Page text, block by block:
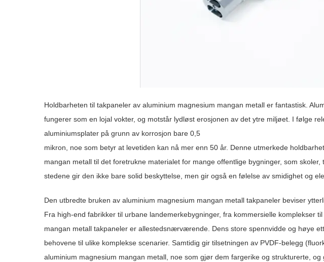
Holdbarheten til takpaneler av aluminium magnesium mangan metall er fantastisk.
fungerer som en lojal vokter, og motstår lydløst erosjonen av det ytre miljøet. I følge
aluminiumsplater på grunn av korrosjon bare 0,5
mikron, noe som betyr at levetiden kan nå mer enn 50 år. Denne utmerkede
mangan metall til det foretrukne materialet for mange offentlige bygninger, som
stedene gir den ikke bare solid beskyttelse, men gir også en følelse av smidighet og
Den utbredte bruken av aluminium magnesium mangan metall takpaneler beviser
Fra high-end fabrikker til urbane landemerkebygninger, fra kommersielle komplekser
mangan metall takpaneler er allestedsnærværende. Dens store spennvidde og høye
behovene til ulike komplekse scenarier. Samtidig gir tilsetningen av PVDF-belegg
aluminium magnesium mangan metall, noe som gjør dem fargerike og strukturerte, og